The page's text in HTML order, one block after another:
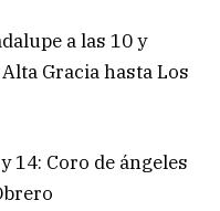
a las 10 y
Gracia hasta Los
14: Coro de ángeles